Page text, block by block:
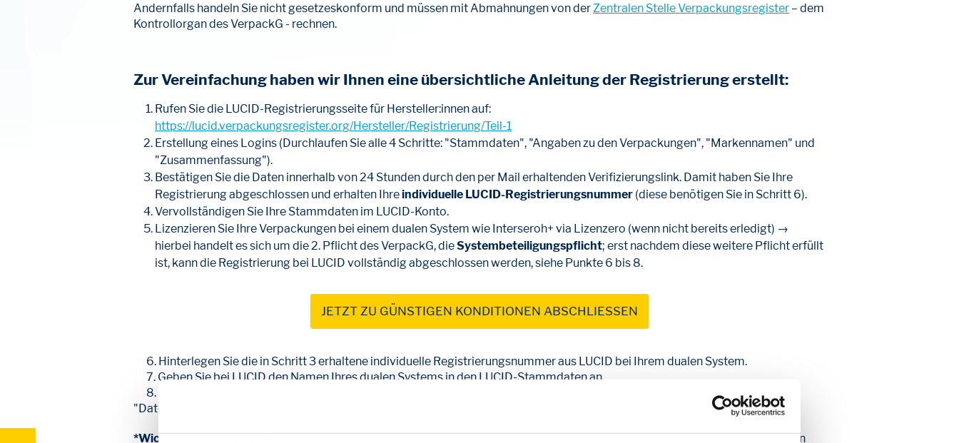
Andernfalls handeln Sie nicht gesetzeskonform und müssen mit Abmahnungen von derZentralen Stelle Verpackungsregister – dem
Kontrollorgan des VerpackG - rechnen.
Zur Vereinfachung haben wir Ihnen eine übersichtliche Anleitung der Registrierung erstellt:
Rufen Sie die LUCID-Registrierungsseite für Hersteller:innen auf:
https://lucid.verpackungsregister.org/Hersteller/Registrierung/Teil-1
Erstellung eines Logins (Durchlaufen Sie alle 4 Schritte: "Stammdaten", "Angaben zu den Verpackungen", "Markennamen" und
"Zusammenfassung").
Bestätigen Sie die Daten innerhalb von 24 Stunden durch den per Mail erhaltenden Verifizierungslink. Damit haben Sie Ihre
Registrierung abgeschlossen und erhalten Ihreindividuelle LUCID-Registrierungsnummer (diese benötigen Sie in Schritt 6).
Vervollständigen Sie Ihre Stammdaten im LUCID-Konto.
Lizenzieren Sie Ihre Verpackungen bei einem dualen System wie Interseroh+ via Lizenzero (wenn nicht bereits erledigt) →
hierbei handelt es sich um die 2. Pflicht des VerpackG, dieSystembeteiligungspflicht; erst nachdem diese weitere Pflicht erfüllt
ist, kann die Registrierung bei LUCID vollständig abgeschlossen werden, siehe Punkte 6 bis 8.
JETZT ZU GÜNSTIGEN KONDITIONEN ABSCHLIESSEN
6. Hinterlegen Sie die in Schritt 3 erhaltene individuelle Registrierungsnummer aus LUCID bei Ihrem dualen System.
7. Geben Sie bei LUCID den Namen Ihres dualen Systems in den LUCID-Stammdaten an.
8. Ihre bei dem dualen System lizenzierten Verpackungsmengen für das laufende Jahr geben Sie nun unter dem Reiter
"Datenmeldung"* in LUCID an.
*Wichtig: Welche Datenmeldung Sie in LUCID vornehmen, hängt ganz davon ab, wann Sie den Lizenzierungsvertrag abschließen